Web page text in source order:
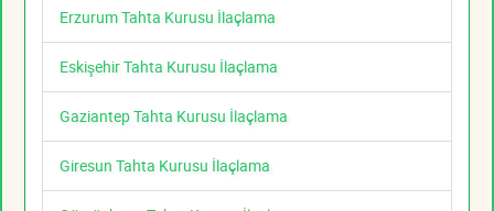
Erzurum Tahta Kurusu İlaçlama
Eskişehir Tahta Kurusu İlaçlama
Gaziantep Tahta Kurusu İlaçlama
Giresun Tahta Kurusu İlaçlama